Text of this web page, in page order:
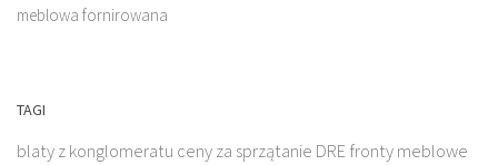
meblowa fornirowana
TAGI
blaty z konglomeratu ceny za sprzątanie DRE fronty meblowe